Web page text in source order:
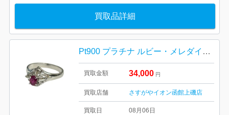
買取品詳細
Pt900 プラチナ ルビー・メレダイヤ付きリング【イオン函館上磯店】
買取金額 34,000 円
買取店舗 さすがやイオン函館上磯店
買取日 08月06日